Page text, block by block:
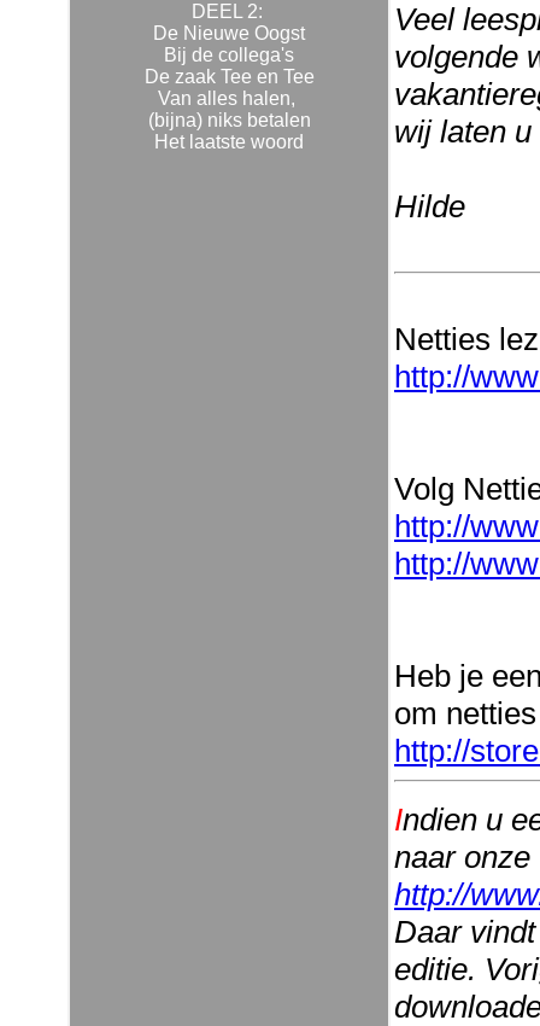
DEEL 2:
De Nieuwe Oogst
Bij de collega's
De zaak Tee en Tee
Van alles halen,
(bijna) niks betalen
Het laatste woord
Veel
volgende
wij laten
Hilde
Netties
http://
Volg
http://
http://
Heb je
om
http://
Indien u
naar
http://
Daar
editie.